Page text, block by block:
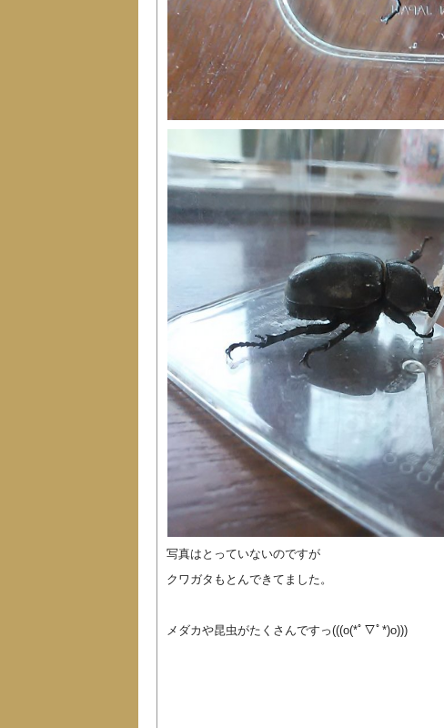
写真はとっていないのですが
クワガタもとんできてました。
メダカや昆虫がたくさんですっ(((o(*ﾟ▽ﾟ*)o)))